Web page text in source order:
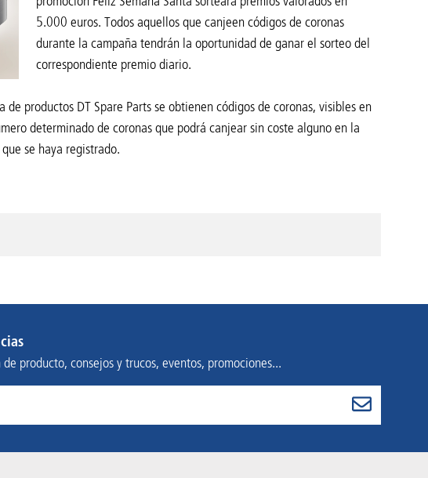
5.000 euros. Todos aquellos que canjeen códigos de coronas
durante la campaña tendrán la oportunidad de ganar el sorteo del
correspondiente premio diario.
productos DT Spare Parts se obtienen códigos de coronas, visibles en
determinado de coronas que podrá canjear sin coste alguno en la
se haya registrado.
producto, consejos y trucos, eventos, promociones...